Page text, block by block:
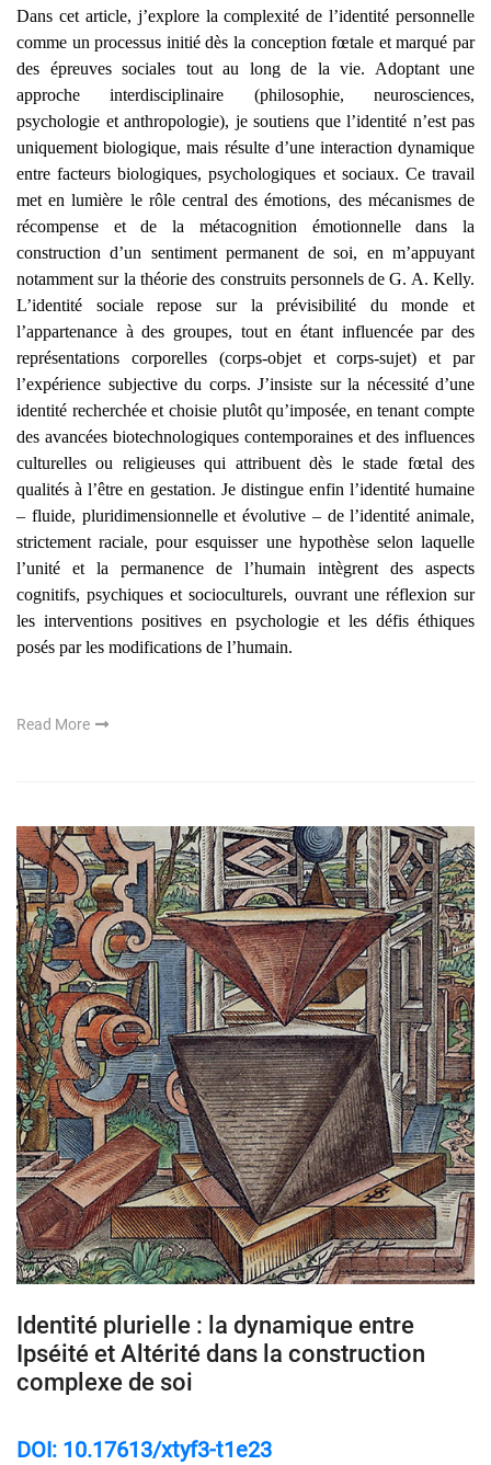
Dans cet article, j’explore la complexité de l’identité personnelle
comme un processus initié dès la conception fœtale et marqué par
des épreuves sociales tout au long de la vie. Adoptant une
approche interdisciplinaire (philosophie, neurosciences,
psychologie et anthropologie), je soutiens que l’identité n’est pas
uniquement biologique, mais résulte d’une interaction dynamique
entre facteurs biologiques, psychologiques et sociaux. Ce travail
met en lumière le rôle central des émotions, des mécanismes de
récompense et de la métacognition émotionnelle dans la
construction d’un sentiment permanent de soi, en m’appuyant
notamment sur la théorie des construits personnels de G. A. Kelly.
L’identité sociale repose sur la prévisibilité du monde et
l’appartenance à des groupes, tout en étant influencée par des
représentations corporelles (corps-objet et corps-sujet) et par
l’expérience subjective du corps. J’insiste sur la nécessité d’une
identité recherchée et choisie plutôt qu’imposée, en tenant compte
des avancées biotechnologiques contemporaines et des influences
culturelles ou religieuses qui attribuent dès le stade fœtal des
qualités à l’être en gestation. Je distingue enfin l’identité humaine
– fluide, pluridimensionnelle et évolutive – de l’identité animale,
strictement raciale, pour esquisser une hypothèse selon laquelle
l’unité et la permanence de l’humain intègrent des aspects
cognitifs, psychiques et socioculturels, ouvrant une réflexion sur
les interventions positives en psychologie et les défis éthiques
posés par les modifications de l’humain.
Read More
Identité plurielle : la dynamique entre
Ipséité et Altérité dans la construction
complexe de soi
DOI: 10.17613/xtyf3-t1e23